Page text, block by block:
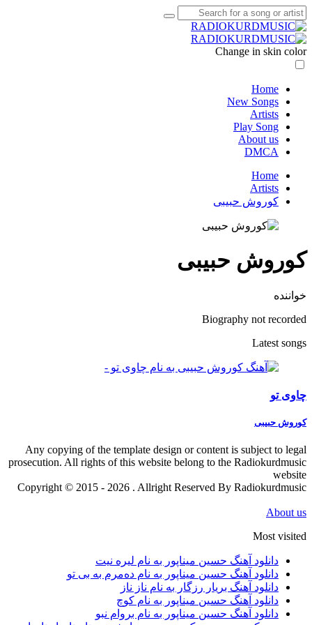
Change in skin color
Home
New Songs
Artists
Play Song
About us
DMCA
Home
Artists
کوروش حبیبی
کوروش حبیبی
خواننده
Biography not recorded
Latest songs
چاوی تو
کوروش حبیبی
Any copying of the template design or content is subject to legal
prosecution. All rights of this website belong to the Radiokurdmusic
website
Copyright © 2015 - 2026 . Allright Reserved By Radiokurdmusic
About us
Most visited
دانلود آهنگ حسین میناپور به نام لیره نیت
دانلود آهنگ حسین میناپور به نام دەمرم بە بی تو
دانلود آهنگ بریار رزگار به نام ناز ناز
دانلود آهنگ حسین میناپور به نام کوچ
دانلود آهنگ حسین میناپور به نام بروام نبو